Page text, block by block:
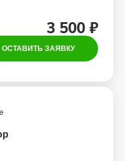
3 500 ₽
ОСТАВИТЬ ЗАЯВКУ